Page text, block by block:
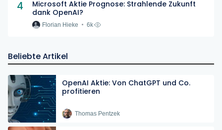
4
Microsoft Aktie Prognose: Strahlende Zukunft
dank OpenAI?
Florian Hieke 6k
Beliebte Artikel
OpenAI Aktie: Von ChatGPT und Co.
profitieren
Thomas Pentzek